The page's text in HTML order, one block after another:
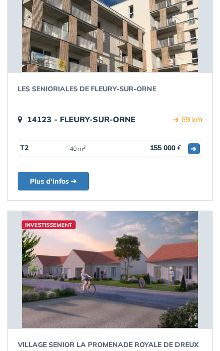
LES SENIORIALES DE FLEURY-SUR-ORNE
14123 - FLEURY-SUR-ORNE ➔ 69 km
T2 40 m2 155 000 € ➔
Plus d'infos ➔
INVESTISSEMENT
VILLAGE SENIOR LA PROMENADE ROYALE DE DREUX